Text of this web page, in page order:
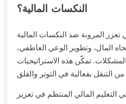
النكسات المالية؟
المرونة ضد النكسات المالية
المال، وتطوير الوعي العاطفي،
تمكّن هذه الاستراتيجيات
التعليم المالي المنتظم في تعزيز